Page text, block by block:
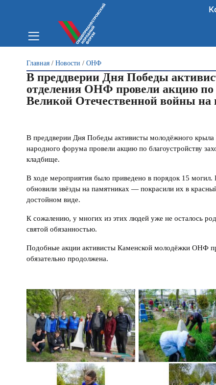
Вы здесь
Главная/ Новости / ОНФ
В преддверии Дня Победы
отделения ОНФ провели акцию по
Великой Отечественной войны на
В преддверии Дня Победы активисты молодёжного крыла
народного форума провели акцию по благоустройству
кладбище.
В ходе мероприятия было приведено в порядок 15 могил.
обновили звёзды на памятниках — покрасили их в
достойном виде.
К сожалению, у многих из этих людей уже не осталось
святой обязанностью.
Подобные акции активисты Каменской молодёжки ОНФ
обязательно продолжена.